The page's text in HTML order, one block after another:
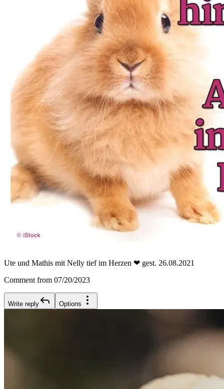
Ute und Mathis mit Nelly tief im Herzen ❤ gest. 26.08.2021
Comment from 07/20/2023
Write reply Options